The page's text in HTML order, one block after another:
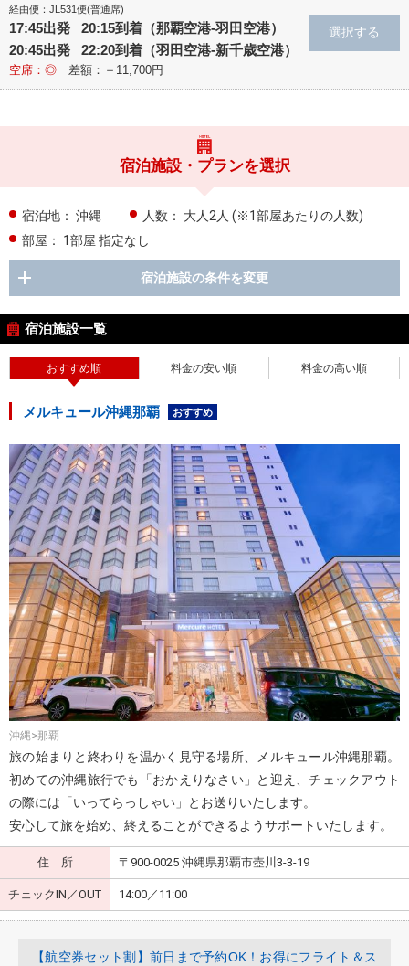
経由便：JL531便(普通席)
17:45出発 20:15到着（那覇空港‐羽田空港）
20:45出発 22:20到着（羽田空港‐新千歳空港）
空席：◎ 差額：＋11,700円
宿泊施設・プランを選択
宿泊地： 沖縄 人数： 大人2人 (※1部屋あたりの人数)
部屋：
1部屋 指定なし
宿泊施設の条件を変更
宿泊施設一覧
おすすめ順 料金の安い順 料金の高い順
メルキュール沖縄那覇 おすすめ
沖縄>那覇
旅の始まりと終わりを温かく見守る場所、メルキュール沖縄那覇。
初めての沖縄旅行でも「おかえりなさい」と迎え、チェックアウト
の際には「いってらっしゃい」とお送りいたします。
安心して旅を始め、終えることができるようサポートいたします。
住 所 〒900-0025 沖縄県那覇市壺川3-3-19
チェックIN／OUT 14:00／11:00
【航空券セット割】前日まで予約OK！お得にフライト＆ス